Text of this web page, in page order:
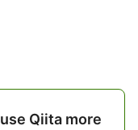
Qiita more